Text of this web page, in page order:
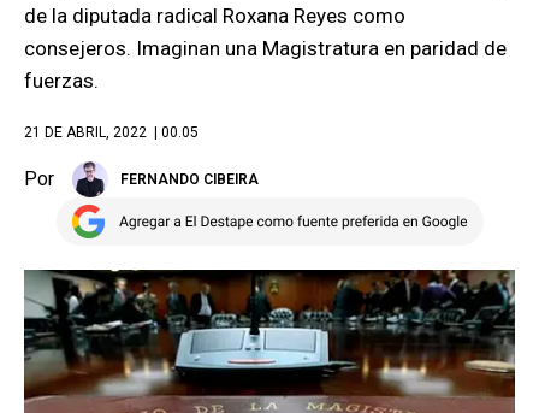
de la diputada radical Roxana Reyes como
consejeros. Imaginan una Magistratura en paridad de
fuerzas.
21 DE ABRIL, 2022 | 00.05
Por FERNANDO CIBEIRA